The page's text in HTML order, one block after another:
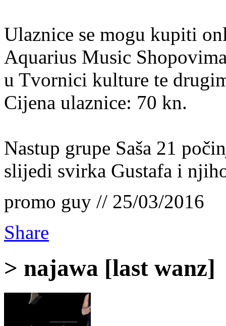
Ulaznice se mogu kupiti
Aquarius Music
u Tvornici kulture te
Cijena ulaznice: 70 kn.
Nastup grupe Saša 21
slijedi svirka Gustafa i
promo guy // 25/03/2016
Share
> najawa [last wanz]